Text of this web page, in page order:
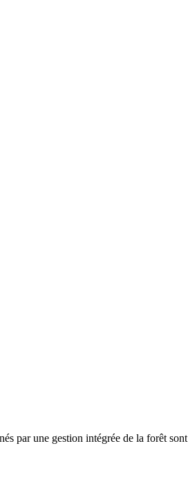
par une gestion intégrée de la forêt sont